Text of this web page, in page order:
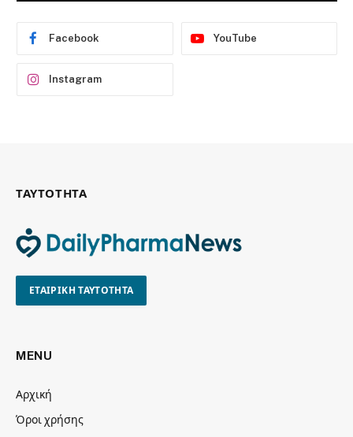
Facebook YouTube
Instagram
ΤΑΥΤΟΤΗΤΑ
ΕΤΑΙΡΙΚΗ ΤΑΥΤΟΤΗΤΑ
MENU
Αρχική
Όροι χρήσης